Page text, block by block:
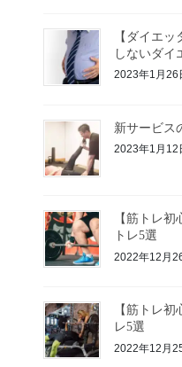
【ダイエ
しないダイ
2023年1月26
新サービス
2023年1月12
【筋トレ
トレ5選
2022年12月
【筋トレ
レ5選
2022年12月